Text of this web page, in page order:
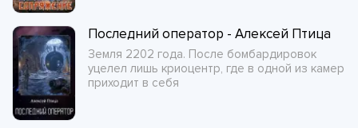
Последний оператор - Алексей Птица
Земля 2202 года. После бомбардировок
уцелел лишь криоцентр, где в одной из камер
приходит в себя